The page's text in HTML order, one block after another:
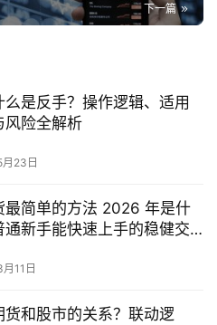
下一篇
么是反手？操作逻辑、适用
风险全解析
23日
最简单的方法 2026 年是什
通新手能快速上手的稳健交
11日
货和股市的关系？联动逻